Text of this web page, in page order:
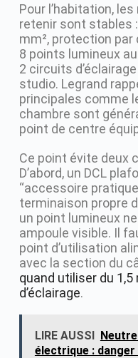
Pour l’habitation,
retenir sont stables
mm², protection
8 points lumineux
2 circuits
studio. Legrand
principales comme
chambre sont
point de centre
Ce point évite deux
D’abord, un DCL
“accessoire
terminaison propre
un point lumineux
ampoule visible. Il
point d’utilisation
avec la section du
quand utiliser du
d’éclairage.
LIRE AUSSI
électrique :